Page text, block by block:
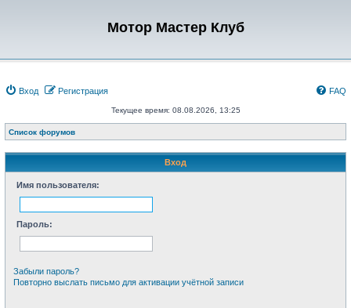
Мотор Мастер Клуб
Вход Регистрация FAQ
Текущее время: 08.08.2026, 13:25
Список форумов
Вход
Имя пользователя:
Пароль:
Забыли пароль?
Повторно выслать письмо для активации учётной записи